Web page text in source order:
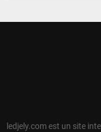
ledjely.com est un site